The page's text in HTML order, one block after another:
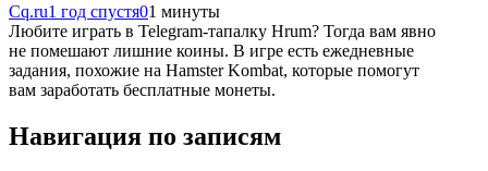
Cq.ru1 год спустя01 минуты
Любите играть в Telegram-тапалку Hrum? Тогда вам явно
не помешают лишние коины. В игре есть ежедневные
задания, похожие на Hamster Kombat, которые помогут
вам заработать бесплатные монеты.
Навигация по записям